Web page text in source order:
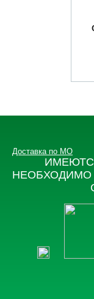
НЕОБХОДИМО
Доставка по МО